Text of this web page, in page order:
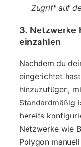
Zugriff auf
3. Netzwerke
einzahlen
Nachdem du
eingerichtet
hinzuzufügen,
Standardmäßig
bereits
Netzwerke wie
Polygon